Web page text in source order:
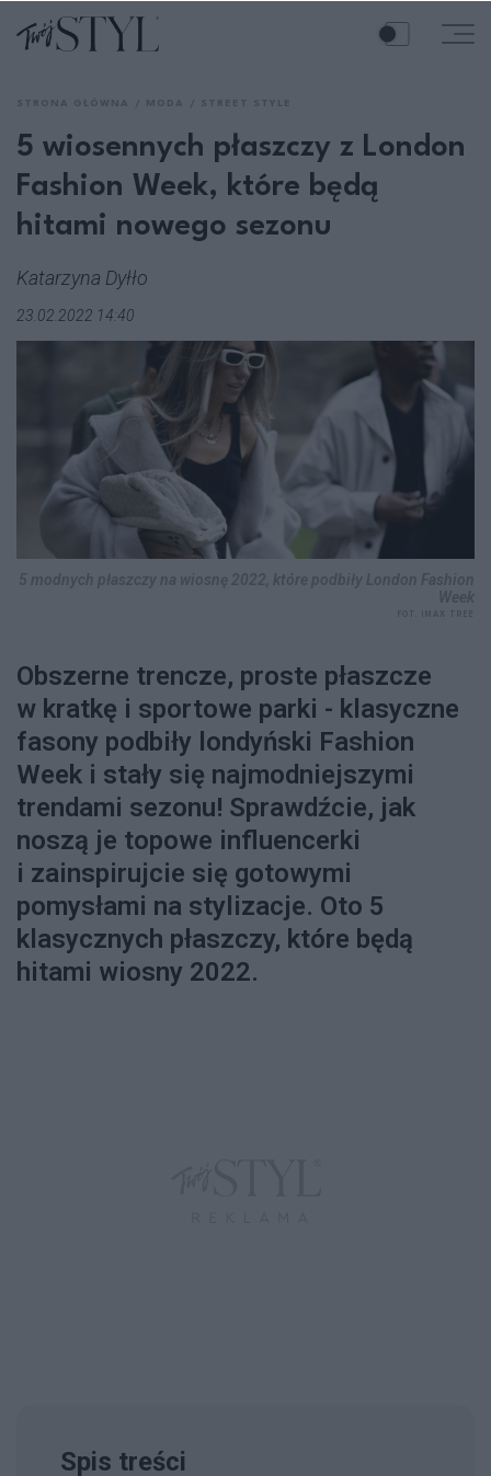
5 wiosennych płaszczy z London
Fashion Week, które będą
hitami nowego sezonu
Katarzyna Dyłło
23.02.2022 14:40
Obszerne trencze, proste płaszcze
w kratkę i sportowe parki - klasyczne
fasony podbiły londyński Fashion
Week i stały się najmodniejszymi
trendami sezonu! Sprawdźcie, jak
noszą je topowe influencerki
i zainspirujcie się gotowymi
pomysłami na stylizacje. Oto 5
klasycznych płaszczy, które będą
hitami wiosny 2022.
Spis treści